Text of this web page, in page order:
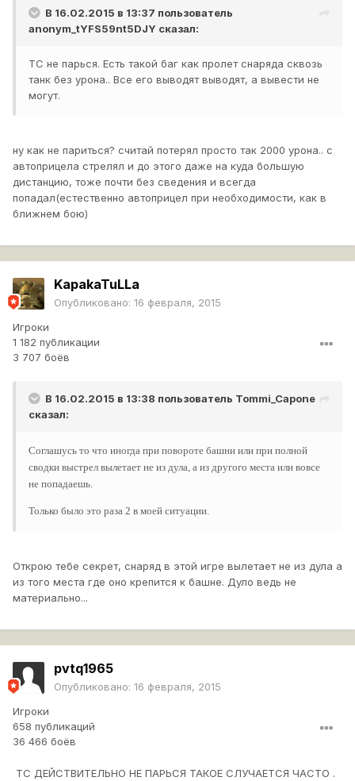
В 16.02.2015 в 13:37 пользователь
anonym_tYFS59nt5DJY сказал:
ТС не парься. Есть такой баг как пролет снаряда сквозь
танк без урона.. Все его выводят выводят, а вывести не
могут.
ну как не париться? считай потерял просто так 2000 урона.. с
автоприцела стрелял и до этого даже на куда большую
дистанцию, тоже почти без сведения и всегда
попадал(естественно автоприцел при необходимости, как в
ближнем бою)
KapakaTuLLa
Опубликовано: 16 февраля, 2015
Игроки
1 182 публикации
3 707 боёв
В 16.02.2015 в 13:38 пользователь Tommi_Capone
сказал:
Соглашусь то что иногда при повороте башни или при полной
сводки выстрел вылетает не из дула, а из другого места или вовсе
не попадаешь.
Только было это раза 2 в моей ситуации.
Открою тебе секрет, снаряд в этой игре вылетает не из дула а
из того места где оно крепится к башне. Дуло ведь не
материально...
pvtq1965
Опубликовано: 16 февраля, 2015
Игроки
658 публикаций
36 466 боёв
ТС ДЕЙСТВИТЕЛЬНО НЕ ПАРЬСЯ ТАКОЕ СЛУЧАЕТСЯ ЧАСТО .